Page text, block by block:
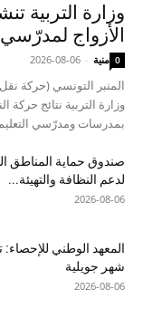
وزارة التربية
الأزواج لمدرّسي
منية -
2026-08-06 0
المنبر التونسي (حركة
وزارة التربية نتائج
بمدرسات ومدرّسي التعليم
لدعم النظافة والتهيئة...
2026-08-06
المعهد الوطني
شهر جويلية
2026-08-06